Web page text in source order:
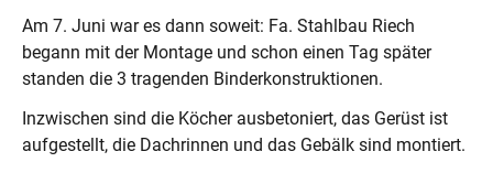
Am 7. Juni war es dann soweit: Fa. Stahlbau Riech
begann mit der Montage und schon einen Tag später
standen die 3 tragenden Binderkonstruktionen.
Inzwischen sind die Köcher ausbetoniert, das Gerüst ist
aufgestellt, die Dachrinnen und das Gebälk sind montiert.